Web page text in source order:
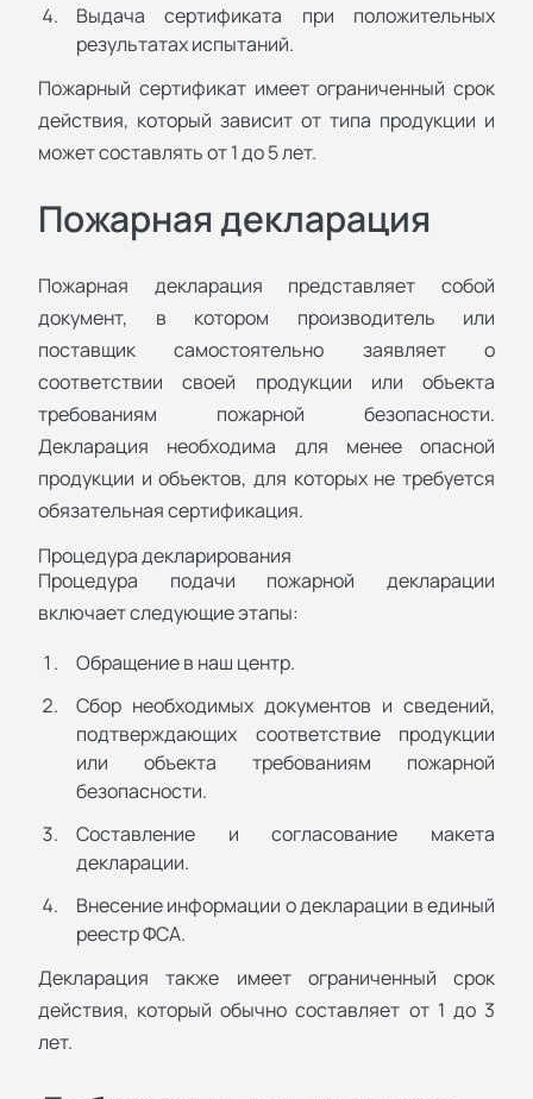
Выдача сертификата при положительных
результатах испытаний.
Пожарный сертификат имеет ограниченный срок
действия, который зависит от типа продукции и
может составлять от 1 до 5 лет.
Пожарная декларация
Пожарная декларация представляет собой
документ, в котором производитель или
поставщик самостоятельно заявляет о
соответствии своей продукции или объекта
требованиям пожарной безопасности.
Декларация необходима для менее опасной
продукции и объектов, для которых не требуется
обязательная сертификация.
Процедура декларирования
Процедура подачи пожарной декларации
включает следующие этапы:
Обращение в наш центр.
Сбор необходимых документов и сведений,
подтверждающих соответствие продукции
или объекта требованиям пожарной
безопасности.
Составление и согласование макета
декларации.
Внесение информации о декларации в единый
реестр ФСА.
Декларация также имеет ограниченный срок
действия, который обычно составляет от 1 до 3
лет.